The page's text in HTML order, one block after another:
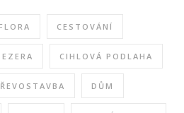
CESTOVÁNÍ
CIHLOVÁ PODLAHA
DŮM